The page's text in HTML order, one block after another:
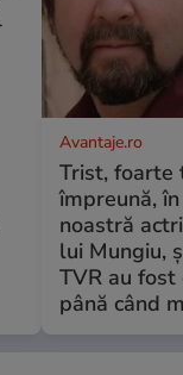
Avantaje.ro
Trist, foarte
împreună,
noastră
lui Mungiu,
TVR au
până când